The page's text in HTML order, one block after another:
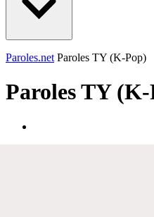
Paroles.net Paroles TY (K-Pop)
ParolesTY (K-